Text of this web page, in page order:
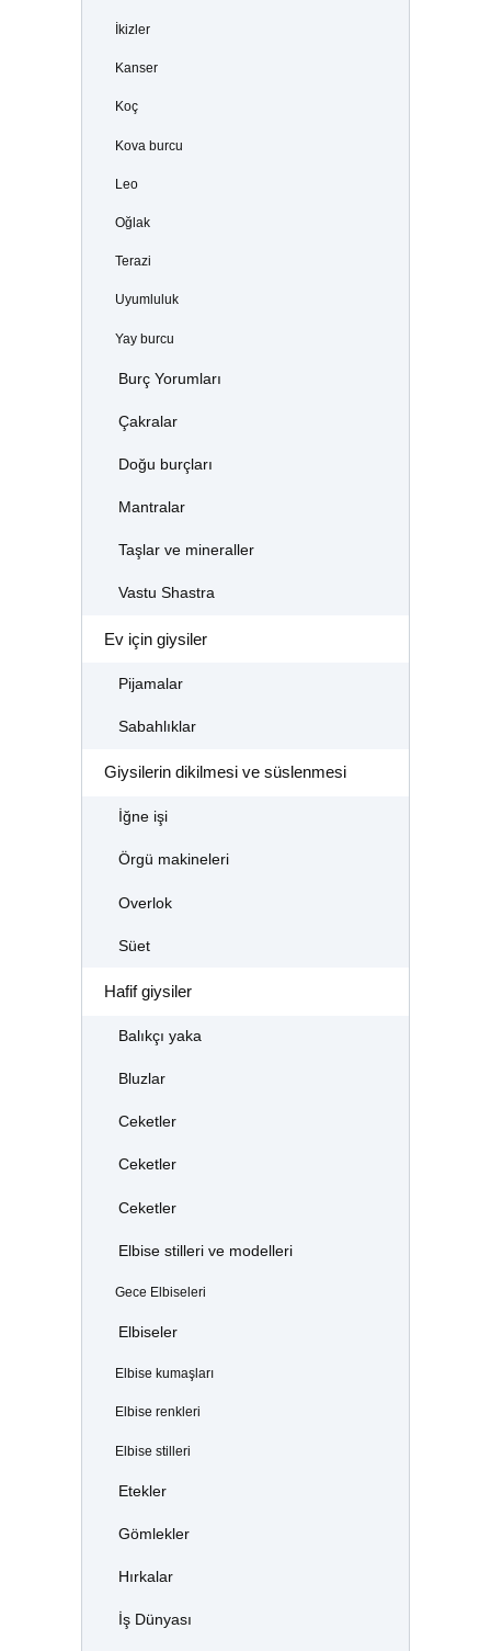
İkizler
Kanser
Koç
Kova burcu
Leo
Oğlak
Terazi
Uyumluluk
Yay burcu
Burç Yorumları
Çakralar
Doğu burçları
Mantralar
Taşlar ve mineraller
Vastu Shastra
Ev için giysiler
Pijamalar
Sabahlıklar
Giysilerin dikilmesi ve süslenmesi
İğne işi
Örgü makineleri
Overlok
Süet
Hafif giysiler
Balıkçı yaka
Bluzlar
Ceketler
Ceketler
Ceketler
Elbise stilleri ve modelleri
Gece Elbiseleri
Elbiseler
Elbise kumaşları
Elbise renkleri
Elbise stilleri
Etekler
Gömlekler
Hırkalar
İş Dünyası